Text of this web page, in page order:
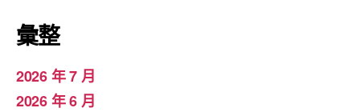
彙整
2026 年 7 月
2026 年 6 月